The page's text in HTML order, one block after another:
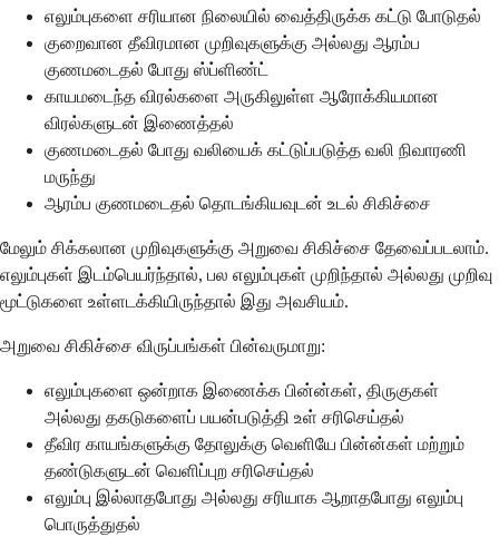
எலும்புகளை சரியான நிலையில் வைத்திருக்க கட்டு போடுதல்
குறைவான தீவிரமான முறிவுகளுக்கு அல்லது ஆரம்ப
குணமடைதல் போது ஸ்ப்ளிண்ட்
காயமடைந்த விரல்களை அருகிலுள்ள ஆரோக்கியமான
விரல்களுடன் இணைத்தல்
குணமடைதல் போது வலியைக் கட்டுப்படுத்த வலி நிவாரணி
மருந்து
ஆரம்ப குணமடைதல் தொடங்கியவுடன் உடல் சிகிச்சை
மேலும் சிக்கலான முறிவுகளுக்கு அறுவை சிகிச்சை தேவைப்படலாம்.
எலும்புகள் இடம்பெயர்ந்தால், பல எலும்புகள் முறிந்தால் அல்லது முறிவு
மூட்டுகளை உள்ளடக்கியிருந்தால் இது அவசியம்.
அறுவை சிகிச்சை விருப்பங்கள் பின்வருமாறு:
எலும்புகளை ஒன்றாக இணைக்க பின்ன்கள், திருகுகள்
அல்லது தகடுகளைப் பயன்படுத்தி உள் சரிசெய்தல்
தீவிர காயங்களுக்கு தோலுக்கு வெளியே பின்ன்கள் மற்றும்
தண்டுகளுடன் வெளிப்புற சரிசெய்தல்
எலும்பு இல்லாதபோது அல்லது சரியாக ஆறாதபோது எலும்பு
பொருத்துதல்